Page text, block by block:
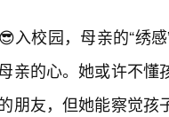
入校园，母亲的“绣
亲的心。她或许不
朋友，但她能察觉